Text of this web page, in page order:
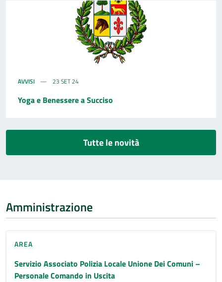
AVVISI 23 SET 24
Yoga e Benessere a Succiso
Tutte le novità
Amministrazione
AREA
Servizio Associato Polizia Locale Unione Dei Comuni –
Personale Comando in Uscita